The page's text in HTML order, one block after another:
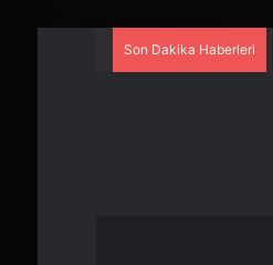
Son Dakika Haberleri